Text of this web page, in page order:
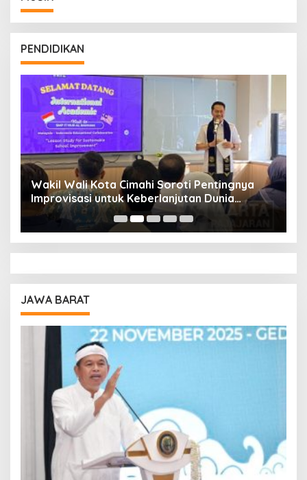
PENDIDIKAN
Wakil Wali Kota Cimahi Soroti Pentingnya
Improvisasi untuk Keberlanjutan Dunia
Pendidikan
JAWA BARAT